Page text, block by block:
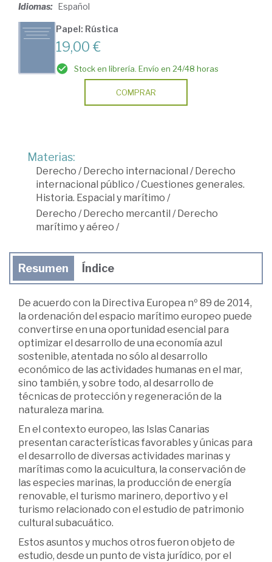
Idiomas: Español
Papel: Rústica
19,00 €
Stock en librería. Envío en 24/48 horas
COMPRAR
Materias:
Derecho /Derecho internacional /Derecho
internacional público /Cuestiones generales.
Historia. Espacial y marítimo /
Derecho /Derecho mercantil /Derecho
marítimo y aéreo /
Resumen Índice
De acuerdo con la Directiva Europea nº 89 de 2014,
la ordenación del espacio marítimo europeo puede
convertirse en una oportunidad esencial para
optimizar el desarrollo de una economía azul
sostenible, atentada no sólo al desarrollo
económico de las actividades humanas en el mar,
sino también, y sobre todo, al desarrollo de
técnicas de protección y regeneración de la
naturaleza marina.
En el contexto europeo, las Islas Canarias
presentan características favorables y únicas para
el desarrollo de diversas actividades marinas y
marítimas como la acuicultura, la conservación de
las especies marinas, la producción de energía
renovable, el turismo marinero, deportivo y el
turismo relacionado con el estudio de patrimonio
cultural subacuático.
Estos asuntos y muchos otros fueron objeto de
estudio, desde un punto de vista jurídico, por el